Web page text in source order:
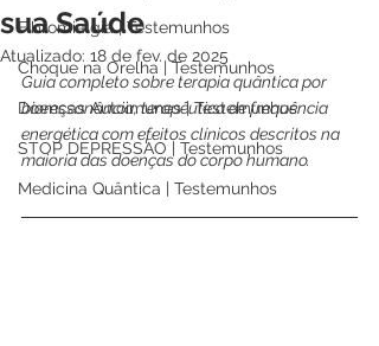
Fibromialgia | Testemunhos
Choque na Orelha | Testemunhos
Doenças Autoimunes | Testemunhos
STOP DEPRESSÃO | Testemunhos
Medicina Quântica | Testemunhos
sua Saúde
Atualizado: 18 de fev. de 2025
Guia completo sobre terapia quântica por
bioressonância, terapêutica de frequência
energética com efeitos clínicos descritos na
maioria das doenças do corpo humano.